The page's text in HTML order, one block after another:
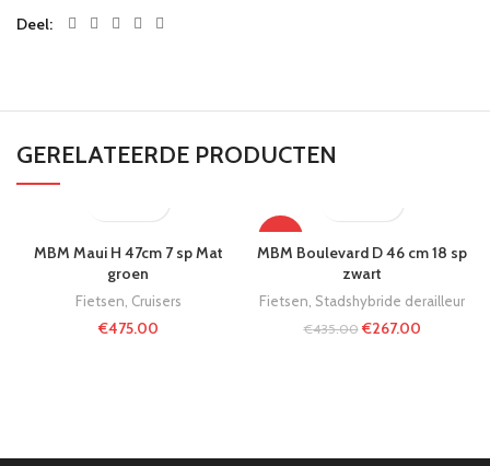
Deel
GERELATEERDE PRODUCTEN
MBM Maui H 47cm 7 sp Mat
groen
Fietsen Cruisers
€475.00
-39%
MBM Boulevard D 46 cm 18 sp
zwart
Fietsen Stadshybride derailleur
€435.00 €267.00